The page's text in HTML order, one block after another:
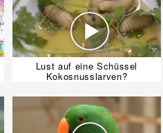
Lust auf eine Schüssel
Kokosnusslarven?